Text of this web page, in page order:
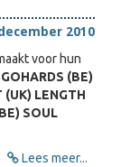
2010
voor hun
(BE)
(UK) LENGTH
SOUL
Lees meer...